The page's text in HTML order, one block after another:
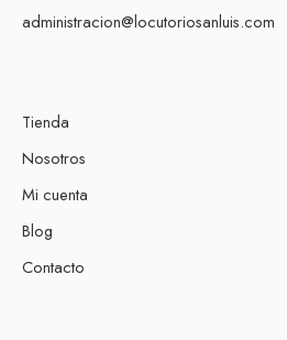
administracion@locutoriosanluis.com
Tienda
Nosotros
Mi cuenta
Blog
Contacto